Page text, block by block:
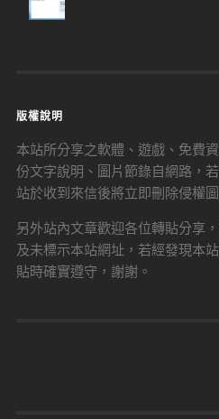
版權說明
本站所分享之軟體、遊戲、免費
份文字說明、圖片節錄自網路，
站於收到來信後將立即刪除侵權
另外站內文章歡迎各位轉貼分享
及未標示本站網址，若經發現本
貼時確實遵守，謝謝。